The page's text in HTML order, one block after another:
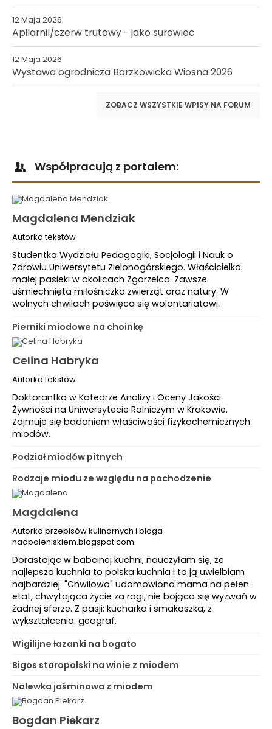
12 Maja 2026
Apilarnil/czerw trutowy - jako surowiec
12 Maja 2026
Wystawa ogrodnicza Barzkowicka Wiosna 2026
ZOBACZ WSZYSTKIE WPISY NA FORUM
Współpracują z portalem:
Magdalena Mendziak
Autorka tekstów
Studentka Wydziału Pedagogiki, Socjologii i Nauk o
Zdrowiu Uniwersytetu Zielonogórskiego. Właścicielka
małej pasieki w okolicach Zgorzelca. Zawsze
uśmiechnięta miłośniczka zwierząt oraz natury. W
wolnych chwilach poświęca się wolontariatowi.
Pierniki miodowe na choinkę
Celina Habryka
Autorka tekstów
Doktorantka w Katedrze Analizy i Oceny Jakości
Żywności na Uniwersytecie Rolniczym w Krakowie.
Zajmuje się badaniem właściwości fizykochemicznych
miodów.
Podział miodów pitnych
Rodzaje miodu ze względu na pochodzenie
Magdalena
Autorka przepisów kulinarnych i bloga
nadpaleniskiem.blogspot.com
Dorastając w babcinej kuchni, nauczyłam się, że
najlepsza kuchnia to polska kuchnia i to ją uwielbiam
najbardziej. "Chwilowo" udomowiona mama na pełen
etat, chwytająca życie za rogi, nie bojąca się wyzwań w
żadnej sferze. Z pasji: kucharka i smakoszka, z
wykształcenia: geograf.
Wigilijne łazanki na bogato
Bigos staropolski na winie z miodem
Nalewka jaśminowa z miodem
Bogdan Piekarz